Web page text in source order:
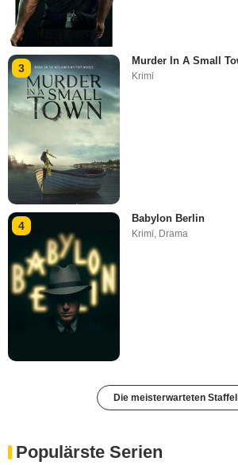
3
Murder In A Small
Krimi
4
Babylon Berlin
Krimi Drama
Die meisterwarteten
Populärste Serien